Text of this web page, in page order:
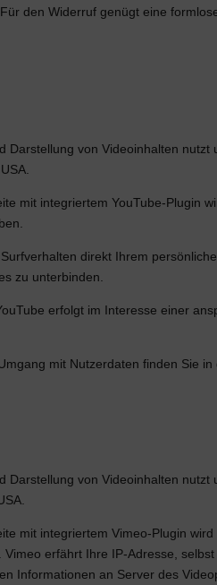
den Widerruf genügt eine
Darstellung von Videoinhalten nutzt
mit integriertem YouTube-Plugin
direkt Ihrem
zu unterbinden.
erfolgt im Interesse einer
mit Nutzerdaten finden Sie
Darstellung von Videoinhalten nutzt
mit integriertem Vimeo-Plugin
Vimeo erfährt Ihre IP-Adresse,
Informationen an Server des